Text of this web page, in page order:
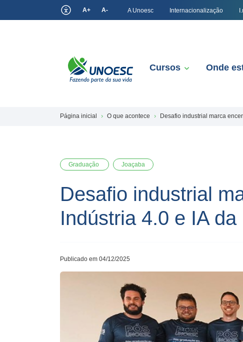
A+ A- A Unoesc Internacionalização
Cursos Onde
Página inicial O que acontece Desafio industrial marca
Graduação Joaçaba
Desafio industrial
Indústria 4.0 e IA da
Publicado em 04/12/2025